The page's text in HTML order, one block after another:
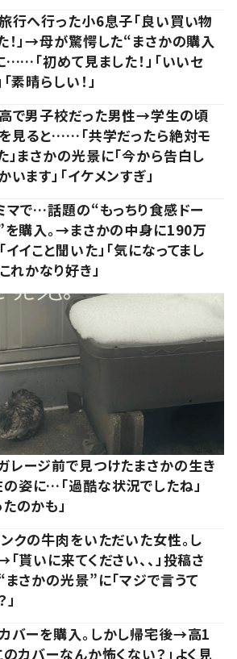
行へ行った小6息子「良い買い物
！」→母が驚愕した“まさかの購入
「初めて見ました！」「いいセ
素晴らしい！」
で男子校だった男性→学生の頃
見ると……「共学だったら絶対モ
」まさかの光景に「今から告白し
います」「イケメンすぎ」
マで…話題の“もっちり食感ドー
を購入。→まさかの中身に190万
イイこと聞いた」「気になってまし
これかなり好き」
レージ前で見つけたまさかの生き
姿に…「過酷な状況でしたね」
のかも」
クの牛肉をいただいた女性。し
貰いに来てください、、」投稿さ
さかの光景”に「マジで言うて
バーを購入。しかし帰宅後→高1
のカバーなんか怖くない？」よく見